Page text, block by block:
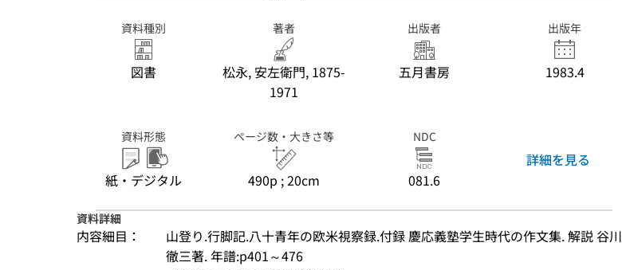
資料種別
図書
著者
松永, 安左衛門, 1875-
1971
出版者
五月書房
出版年
1983.4
資料形態
紙・デジタル
ページ数・大きさ等
490p ; 20cm
NDC
081.6
詳細を見る
資料詳細
内容細目：
山登り.行脚記.八十青年の欧米視察録.付録 慶応義塾学生時代の作文集. 解説 谷川
徹三著. 年譜:p401～476